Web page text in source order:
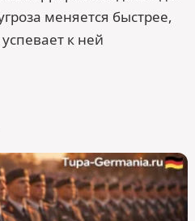
меняется быстрее,
к ней